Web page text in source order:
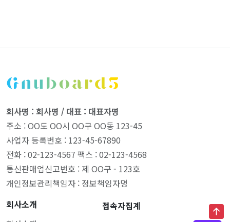
회사명 : 회사명 / 대표 : 대표자명
주소 : OO도 OO시 OO구 OO동 123-45
사업자 등록번호 : 123-45-67890
전화 : 02-123-4567 팩스 : 02-123-4568
통신판매업신고번호 : 제 OO구 - 123호
개인정보관리책임자 : 정보책임자명
회사소개
접속자집계